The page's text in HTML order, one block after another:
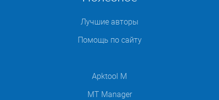
Лучшие авторы
Помощь по сайту
Apktool M
MT Manager